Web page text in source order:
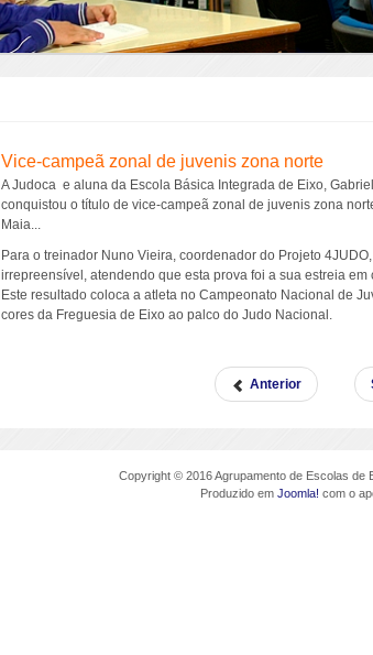
Vice-campeã zonal de juvenis zona norte
A Judoca e aluna da Escola Básica Integrada de Eixo,
conquistou o título de vice-campeã zonal de juvenis zona
Maia...
Para o treinador Nuno Vieira, coordenador do Projeto
irrepreensível, atendendo que esta prova foi a sua estreia
Este resultado coloca a atleta no Campeonato Nacional de
cores da Freguesia de Eixo ao palco do Judo Nacional.
Anterior
Copyright © 2016 Agrupamento de Escolas de
Produzido em Joomla! com o